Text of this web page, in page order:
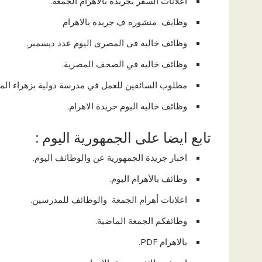
وظايف منشوره ف جريده بالاهرام
وظائف خاليه فى المصرى اليوم عدد ديسمبر.
وظائف خاليه في الصحف المصرية.
مطلوب السائقين للعمل في مدرسة دولية بزهراء
وظائف خاليه اليوم جريدة الاهرام.
تابع ايضا على الجمهورية اليوم :
اخبار جريدة الجمهورية عن والوظائف اليوم.
وظائف بالأهرام اليوم.
اعلانات أهرام الجمعة والوظائف للمدرسين.
وظائفكم الجمعة الماضية.
بالاهرام PDF.